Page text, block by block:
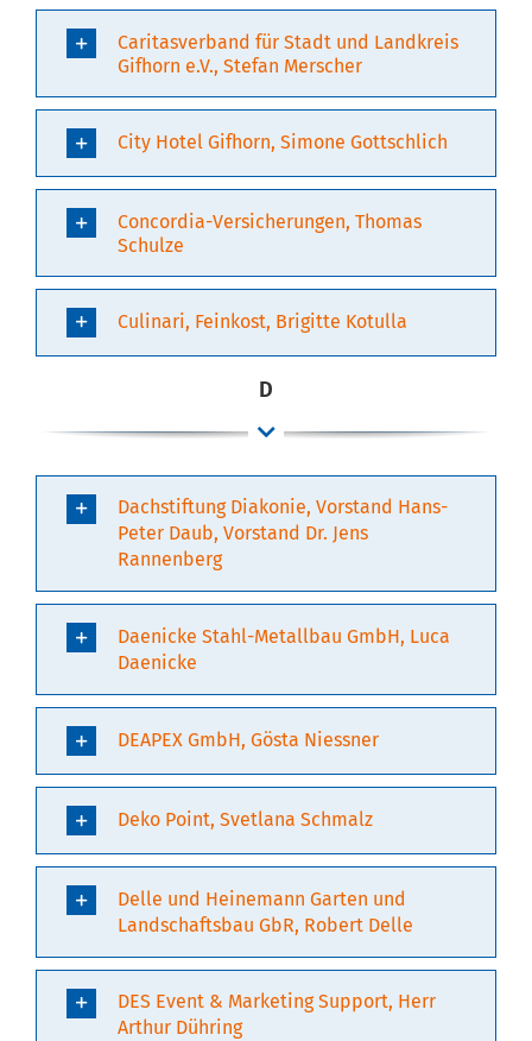
Caritasverband für Stadt und Landkreis
Gifhorn e.V., Stefan Merscher
City Hotel Gifhorn, Simone Gottschlich
Concordia-Versicherungen, Thomas
Schulze
Culinari, Feinkost, Brigitte Kotulla
D
Dachstiftung Diakonie, Vorstand Hans-
Peter Daub, Vorstand Dr. Jens
Rannenberg
Daenicke Stahl-Metallbau GmbH, Luca
Daenicke
DEAPEX GmbH, Gösta Niessner
Deko Point, Svetlana Schmalz
Delle und Heinemann Garten und
Landschaftsbau GbR, Robert Delle
DES Event & Marketing Support, Herr
Arthur Dühring